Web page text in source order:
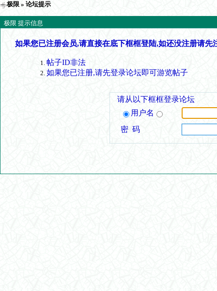
极限 » 论坛提示
极限 提示信息
如果您已注册会员,请直接在底下框框登陆,如还没注册请先
帖子ID非法
如果您已注册,请先登录论坛即可游览帖子
请从以下框框登录论坛
用户名
密 码